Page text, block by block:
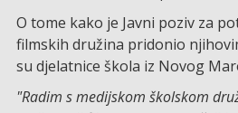
O tome kako je Javni poziv za
filmskih družina pridonio
su djelatnice škola iz Novog
"Radim s medijskom školskom